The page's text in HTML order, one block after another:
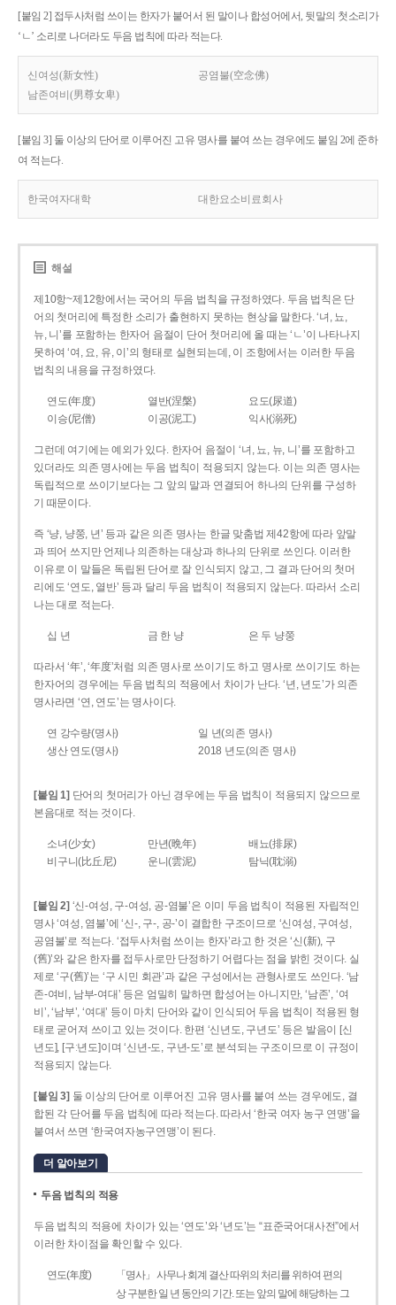
[붙임 2] 접두사처럼 쓰이는 한자가 붙어서 된 말이나 합성어에서, 뒷말의 첫소리가
‘ㄴ’ 소리로 나더라도 두음 법칙에 따라 적는다.
신여성(新女性)
공염불(空念佛)
남존여비(男尊女卑)
[붙임 3] 둘 이상의 단어로 이루어진 고유 명사를 붙여 쓰는 경우에도 붙임 2에 준하
여 적는다.
한국여자대학 대한요소비료회사
해설
제10항~제12항에서는 국어의 두음 법칙을 규정하였다. 두음 법칙은 단
어의 첫머리에 특정한 소리가 출현하지 못하는 현상을 말한다. ‘녀, 뇨,
뉴, 니’를 포함하는 한자어 음절이 단어 첫머리에 올 때는 ‘ㄴ’이 나타나지
못하여 ‘여, 요, 유, 이’의 형태로 실현되는데, 이 조항에서는 이러한 두음
법칙의 내용을 규정하였다.
연도(年度) 열반(涅槃)
요도(尿道)
이승(尼僧)
이공(泥工) 익사(溺死)
그런데 여기에는 예외가 있다. 한자어 음절이 ‘녀, 뇨, 뉴, 니’를 포함하고
있더라도 의존 명사에는 두음 법칙이 적용되지 않는다. 이는 의존 명사는
독립적으로 쓰이기보다는 그 앞의 말과 연결되어 하나의 단위를 구성하
기 때문이다.
즉 ‘냥, 냥쭝, 년’ 등과 같은 의존 명사는 한글 맞춤법 제42항에 따라 앞말
과 띄어 쓰지만 언제나 의존하는 대상과 하나의 단위로 쓰인다. 이러한
이유로 이 말들은 독립된 단어로 잘 인식되지 않고, 그 결과 단어의 첫머
리에도 ‘연도, 열반’ 등과 달리 두음 법칙이 적용되지 않는다. 따라서 소리
나는 대로 적는다.
십 년 금 한 냥 은 두 냥쭝
따라서 ‘年’, ‘年度’처럼 의존 명사로 쓰이기도 하고 명사로 쓰이기도 하는
한자어의 경우에는 두음 법칙의 적용에서 차이가 난다. ‘년, 년도’가 의존
명사라면 ‘연, 연도’는 명사이다.
연 강수량(명사)
일 년(의존 명사)
생산 연도(명사)
2018 년도(의존 명사)
[붙임 1] 단어의 첫머리가 아닌 경우에는 두음 법칙이 적용되지 않으므로
본음대로 적는 것이다.
소녀(少女) 만년(晩年)
배뇨(排尿)
비구니(比丘尼)
운니(雲泥) 탐닉(耽溺)
[붙임 2] ‘신-여성, 구-여성, 공-염불’은 이미 두음 법칙이 적용된 자립적인
명사 ‘여성, 염불’에 ‘신-, 구-, 공-’이 결합한 구조이므로 ‘신여성, 구여성,
공염불’로 적는다. ‘접두사처럼 쓰이는 한자’라고 한 것은 ‘신(新), 구
(舊)’와 같은 한자를 접두사로만 단정하기 어렵다는 점을 밝힌 것이다. 실
제로 ‘구(舊)’는 ‘구 시민 회관’과 같은 구성에서는 관형사로도 쓰인다. ‘남
존­-여비, 남부-­여대’ 등은 엄밀히 말하면 합성어는 아니지만, ‘남존’, ‘여
비’, ‘남부’, ‘여대’ 등이 마치 단어와 같이 인식되어 두음 법칙이 적용된 형
태로 굳어져 쓰이고 있는 것이다. 한편 ‘신년도, 구년도’ 등은 발음이 [신
년도], [구ː년도]이며 ‘신년­-도, 구년-­도’로 분석되는 구조이므로 이 규정이
적용되지 않는다.
[붙임 3] 둘 이상의 단어로 이루어진 고유 명사를 붙여 쓰는 경우에도, 결
합된 각 단어를 두음 법칙에 따라 적는다. 따라서 ‘한국 여자 농구 연맹’을
붙여서 쓰면 ‘한국여자농구연맹’이 된다.
더 알아보기
두음 법칙의 적용
두음 법칙의 적용에 차이가 있는 ‘연도’와 ‘년도’는 “표준국어대사전”에서
이러한 차이점을 확인할 수 있다.
연도(年度)
「명사」 사무나 회계 결산 따위의 처리를 위하여 편의
상 구분한 일 년 동안의 기간. 또는 앞의 말에 해당하는 그